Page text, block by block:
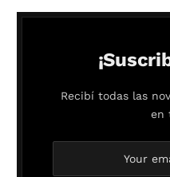
Recibí todas las
en